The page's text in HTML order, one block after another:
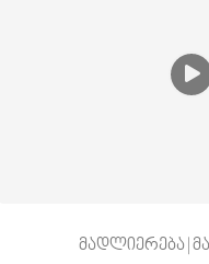
მადლიერება |